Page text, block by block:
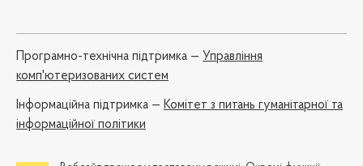
Програмно-технічна підтримка — Управління
комп'ютеризованих систем
Iнформаційна підтримка — Комітет з питань гуманітарної та
інформаційної політики